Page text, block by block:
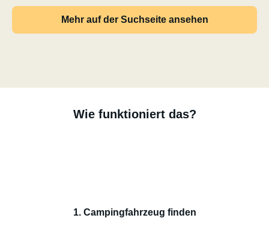
Mehr auf der Suchseite ansehen
Wie funktioniert das?
1. Campingfahrzeug finden